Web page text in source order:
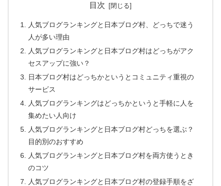
目次
人気ブログランキングと日本ブログ村、どっちで迷う
人が多い理由
人気ブログランキングと日本ブログ村はどっちがアク
セスアップに強い？
日本ブログ村はどっちかというとコミュニティ重視の
サービス
人気ブログランキングはどっちかというと手軽に人を
集めたい人向け
人気ブログランキングと日本ブログ村どっちを選ぶ？
目的別のおすすめ
人気ブログランキングと日本ブログ村を両方使うとき
のコツ
人気ブログランキングと日本ブログ村の登録手順をざ